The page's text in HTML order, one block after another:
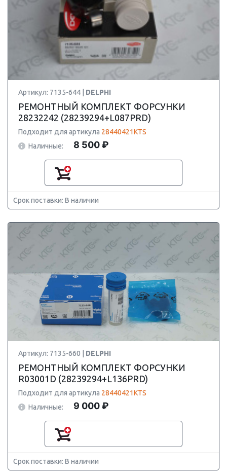
Артикул: 7135-644 | DELPHI
РЕМОНТНЫЙ КОМПЛЕКТ ФОРСУНКИ
28232242 (28239294+L087PRD)
Подходит для артикула 28440421KTS
Наличные:
8 500 ₽
Срок поставки: В наличии
Артикул: 7135-660 | DELPHI
РЕМОНТНЫЙ КОМПЛЕКТ ФОРСУНКИ
R03001D (28239294+L136PRD)
Подходит для артикула 28440421KTS
Наличные:
9 000 ₽
Срок поставки: В наличии